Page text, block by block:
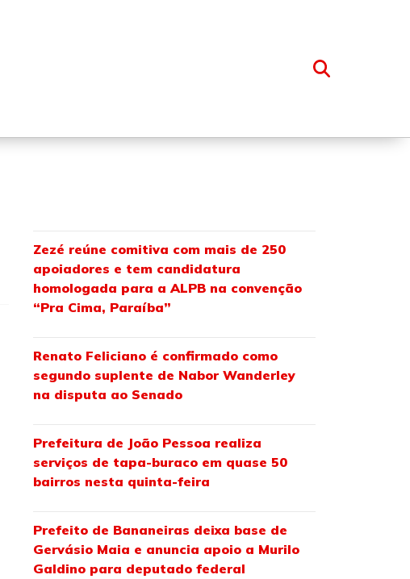
Zezé reúne comitiva com mais de 250
apoiadores e tem candidatura
homologada para a ALPB na convenção
“Pra Cima, Paraíba”
Renato Feliciano é confirmado como
segundo suplente de Nabor Wanderley
na disputa ao Senado
Prefeitura de João Pessoa realiza
serviços de tapa-buraco em quase 50
bairros nesta quinta-feira
Prefeito de Bananeiras deixa base de
Gervásio Maia e anuncia apoio a Murilo
Galdino para deputado federal